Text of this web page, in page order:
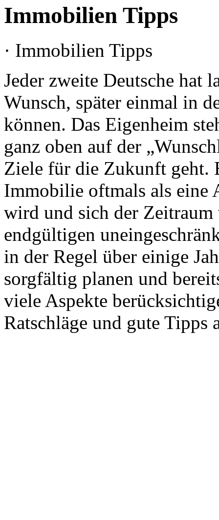
Immobilien Tipps
· Immobilien Tipps
Jeder zweite Deutsche hat
Wunsch, später einmal in
können. Das Eigenheim
ganz oben auf der
Ziele für die Zukunft geht.
Immobilie oftmals als eine
wird und sich der
endgültigen
in der Regel über einige
sorgfältig planen und
viele Aspekte
Ratschläge und gute Tipps